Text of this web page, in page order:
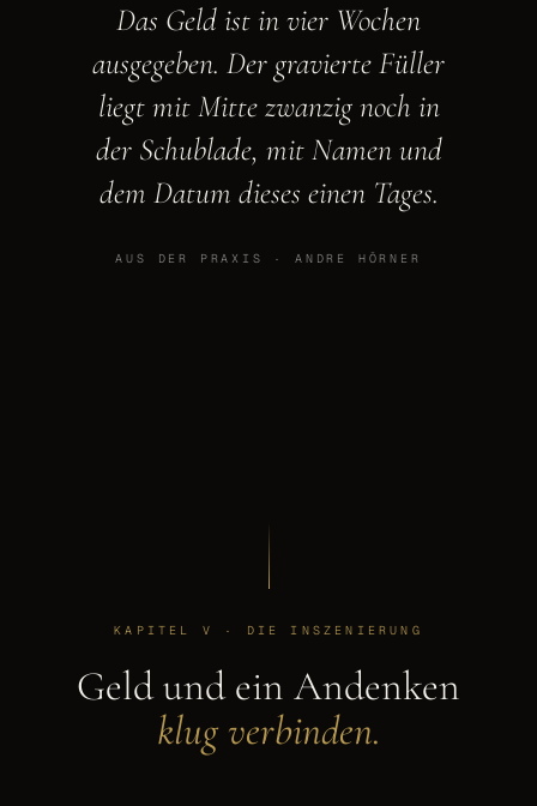
Das Geld ist in vier Wochen
ausgegeben. Der gravierte Füller
liegt mit Mitte zwanzig noch in
der Schublade, mit Namen und
dem Datum dieses einen Tages.
AUS DER PRAXIS · ANDRE HÖRNER
KAPITEL V · DIE INSZENIERUNG
Geld und ein Andenken
klug verbinden.